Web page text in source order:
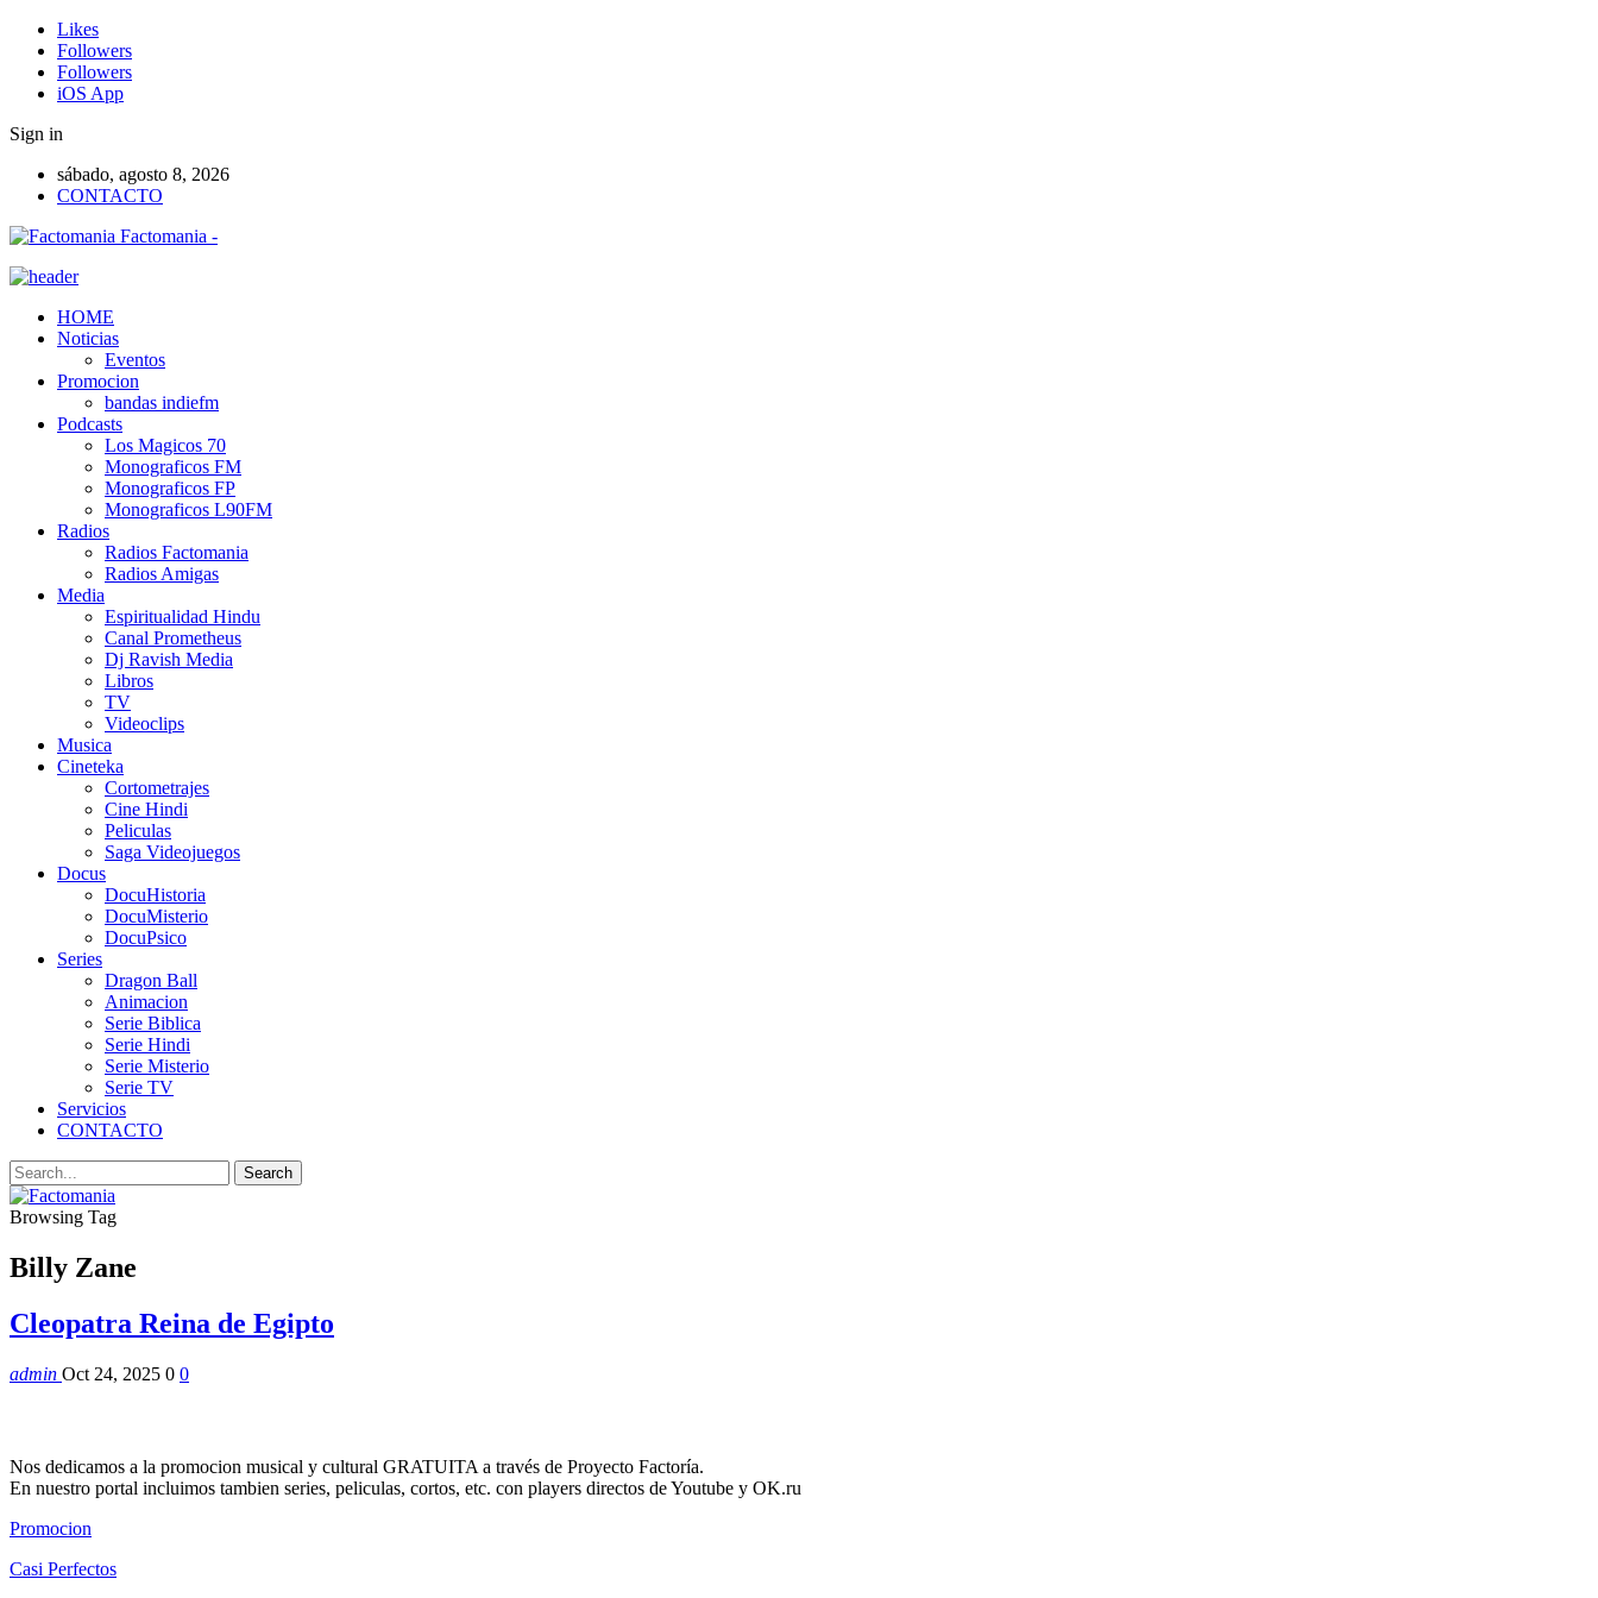
Likes
Followers
Followers
iOS App
Sign in
sábado, agosto 8, 2026
CONTACTO
Factomania -
HOME
Noticias
Eventos
Promocion
bandas indiefm
Podcasts
Los Magicos 70
Monograficos FM
Monograficos FP
Monograficos L90FM
Radios
Radios Factomania
Radios Amigas
Media
Espiritualidad Hindu
Canal Prometheus
Dj Ravish Media
Libros
TV
Videoclips
Musica
Cineteka
Cortometrajes
Cine Hindi
Peliculas
Saga Videojuegos
Docus
DocuHistoria
DocuMisterio
DocuPsico
Series
Dragon Ball
Animacion
Serie Biblica
Serie Hindi
Serie Misterio
Serie TV
Servicios
CONTACTO
Browsing Tag
Billy Zane
Cleopatra Reina de Egipto
admin Oct 24, 2025 0 0
Nos dedicamos a la promocion musical y cultural GRATUITA a través de Proyecto Factoría.
En nuestro portal incluimos tambien series, peliculas, cortos, etc. con players directos de Youtube y OK.ru
Promocion
Casi Perfectos